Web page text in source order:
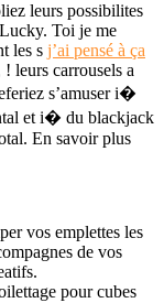
leurs possibilites
Toi je me
les s j’ai pensé à ça
leurs carrousels a
s’amuser i�
et i� du blackjack
En savoir plus
vos emplettes les
de vos
pour cubes